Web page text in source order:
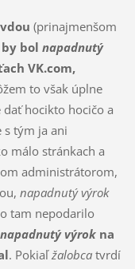
(prinajmenšom
by bol napad­nu­tý
VK.com,
to však úplne
hocikto hocičo a
tým ja ani
málo strán­kach a
administrátorom,
napadnutý výrok
tam nepodarilo
napadnutý výrokna
. Pokiaľžalobcatvrdí